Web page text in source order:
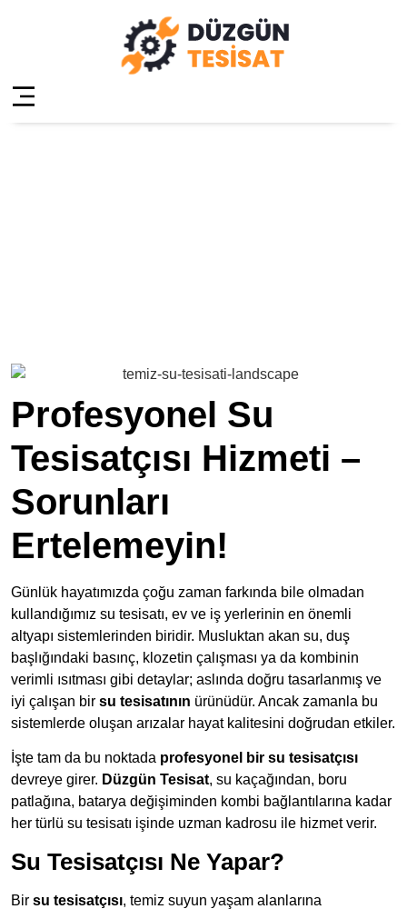
Profesyonel Su
Tesisatçısı Hizmeti –
Sorunları
Ertelemeyin!
Günlük hayatımızda çoğu zaman farkında bile olmadan
kullandığımız su tesisatı, ev ve iş yerlerinin en önemli
altyapı sistemlerinden biridir. Musluktan akan su, duş
başlığındaki basınç, klozetin çalışması ya da kombinin
verimli ısıtması gibi detaylar; aslında doğru tasarlanmış ve
iyi çalışan bir su tesisatının ürünüdür. Ancak zamanla bu
sistemlerde oluşan arızalar hayat kalitesini doğrudan etkiler.
İşte tam da bu noktada profesyonel bir su tesisatçısı
devreye girer. Düzgün Tesisat, su kaçağından, boru
patlağına, batarya değişiminden kombi bağlantılarına kadar
her türlü su tesisatı işinde uzman kadrosu ile hizmet verir.
Su Tesisatçısı Ne Yapar?
Bir su tesisatçısı, temiz suyun yaşam alanlarına